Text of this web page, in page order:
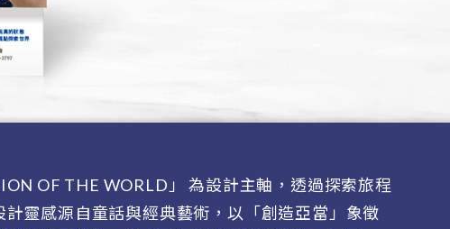
OF THE WORLD」 為設計主軸，透過探索旅程
靈感源自童話與經典藝術，以「創造亞當」象徵